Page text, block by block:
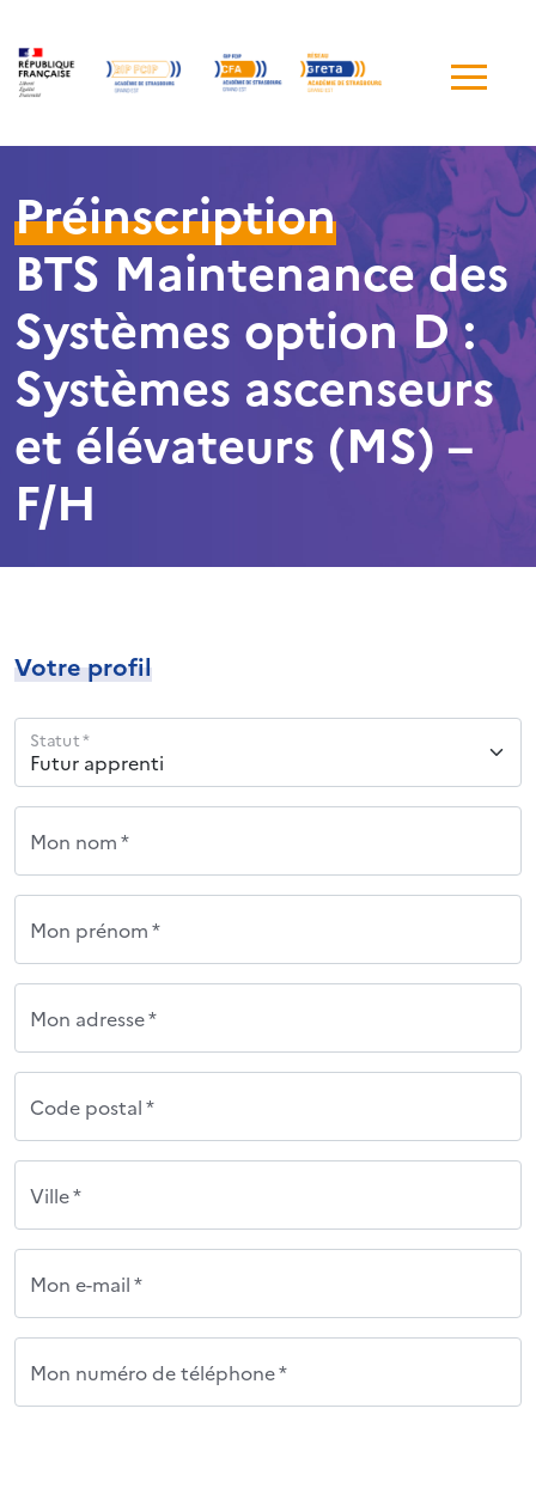
de
Préinscription
BTS Maintenance des
Systèmes option D :
Systèmes ascenseurs
et élévateurs (MS) –
F/H
Votre profil
Statut *
Mon nom *
Mon prénom *
Mon adresse *
Code postal *
Ville *
Mon e-mail *
Mon numéro de téléphone *